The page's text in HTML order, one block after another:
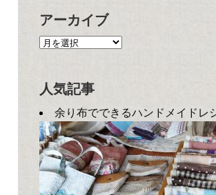
アーカイブ
人気記事
余り布でできるハンドメイドレ